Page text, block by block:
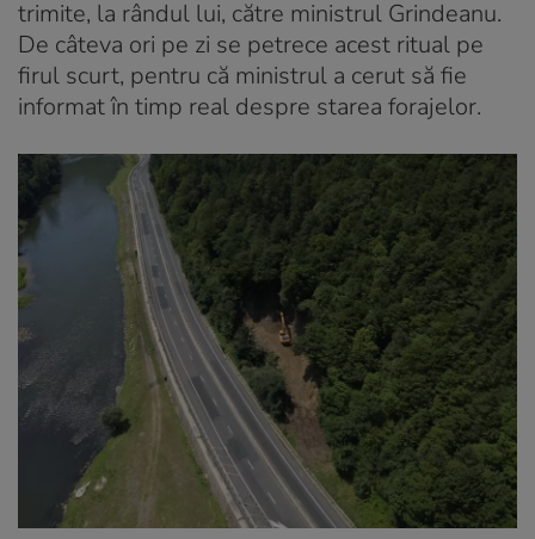
trimite, la rândul lui, către ministrul Grindeanu.
De câteva ori pe zi se petrece acest ritual pe
firul scurt, pentru că ministrul a cerut să fie
informat în timp real despre starea forajelor.